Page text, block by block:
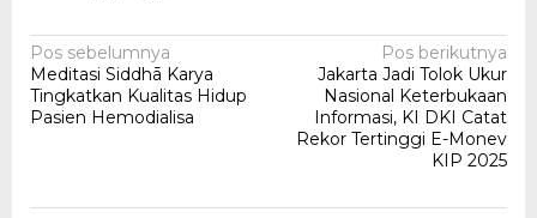
Navigasi
pos
Pos sebelumnya
Meditasi Siddhā Karya
Tingkatkan Kualitas Hidup
Pasien Hemodialisa
Pos berikutnya
Jakarta Jadi Tolok Ukur
Nasional Keterbukaan
Informasi, KI DKI Catat
Rekor Tertinggi E-Monev
KIP 2025